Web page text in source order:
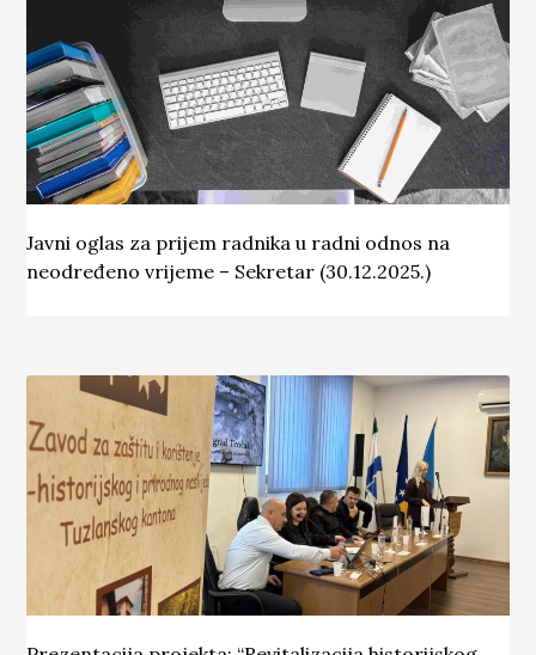
Javni oglas za prijem radnika u radni odnos na
neodređeno vrijeme – Sekretar (30.12.2025.)